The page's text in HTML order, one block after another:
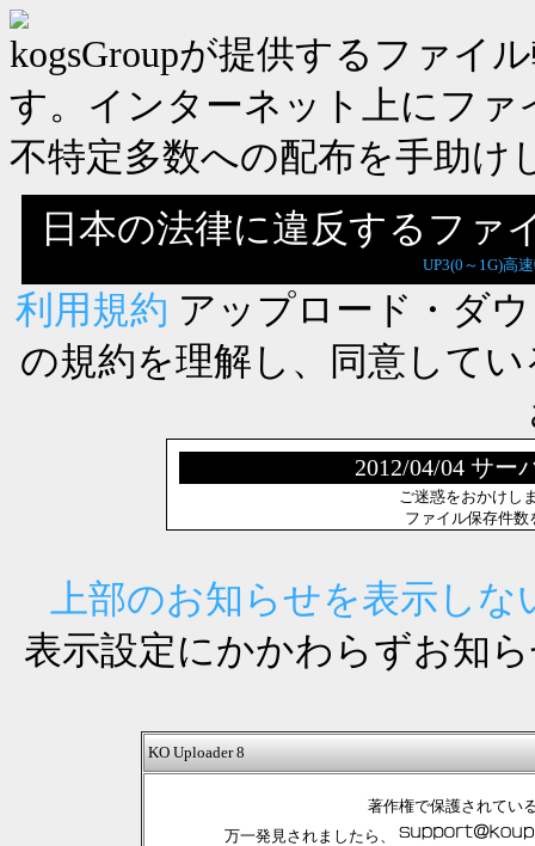
kogsGroupが提供するファイ
す。インターネット上にフ
不特定多数への配布を手助け
日本の法律に違反するファ
UP3(0～1G)高
利用規約 アップロード・ダ
の規約を理解し、同意して
2012/04/04 サー
ご迷惑をおかけし
ファイル保存件
上部のお知らせを表示しな
表示設定にかかわらずお知
KO Uploader 8
著作権で保護されてい
万一発見されましたら、